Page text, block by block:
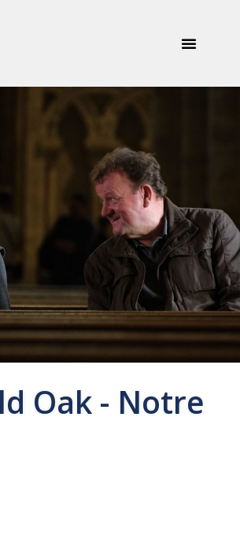
Oak - Notre